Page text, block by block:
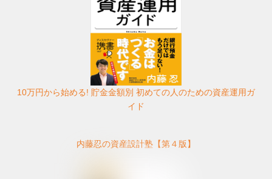
10万円から始める! 貯金金額別 初めての人のための資産運用ガ
イド
内藤忍の資産設計塾【第４版】